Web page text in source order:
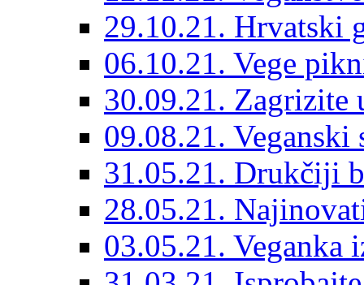
29.10.21. Hrvatski
06.10.21. Vege
30.09.21. Zagrizite
09.08.21. Veganski
31.05.21. Drukčiji
28.05.21.
03.05.21. Veganka